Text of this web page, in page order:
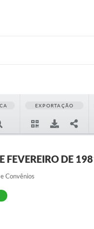
EXPORTAÇÃO
FEVEREIRO DE
Convênios